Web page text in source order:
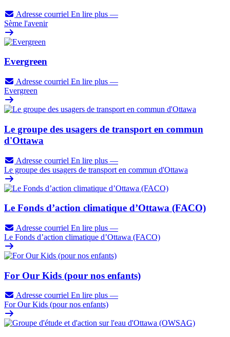
Adresse courriel En lire plus —
Sème l'avenir
Evergreen
Adresse courriel En lire plus —
Evergreen
Le groupe des usagers de transport en commun
d'Ottawa
Adresse courriel En lire plus —
Le groupe des usagers de transport en commun d'Ottawa
Le Fonds d’action climatique d’Ottawa (FACO)
Adresse courriel En lire plus —
Le Fonds d’action climatique d’Ottawa (FACO)
For Our Kids (pour nos enfants)
Adresse courriel En lire plus —
For Our Kids (pour nos enfants)